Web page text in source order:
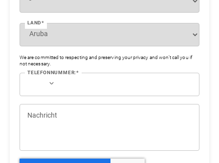
LAND*
We are committed to respecting and preserving your privacy and won’t call you if
not necessary.
TELEFONNUMMER:*
Nachricht